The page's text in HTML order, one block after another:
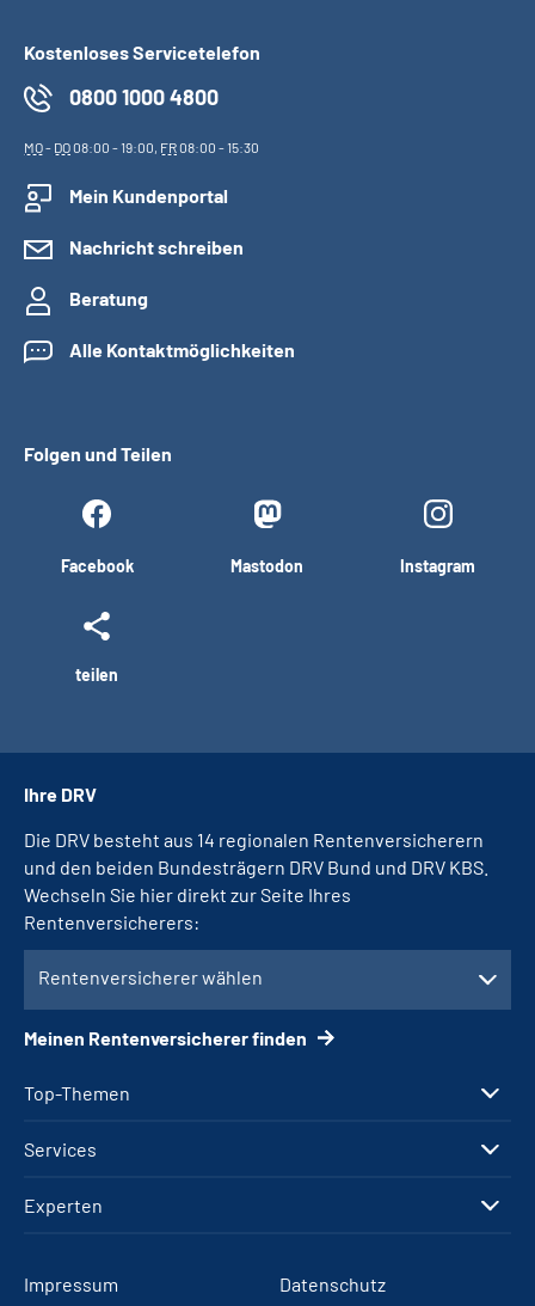
Kostenloses Servicetelefon
0800 1000 4800
MO- DO08:00 - 19:00, FR08:00 - 15:30
Mein Kundenportal
Nachricht schreiben
Beratung
Alle Kontaktmöglichkeiten
Folgen und Teilen
Facebook Mastodon Instagram
teilen
Top-Themen
Services
Experten
Ihre DRV
Die DRV besteht aus 14 regionalen Rentenversicherern
und den beiden Bundesträgern DRV Bund und DRV KBS.
Wechseln Sie hier direkt zur Seite Ihres
Rentenversicherers:
Rentenversicherer wählen
Meinen Rentenversicherer finden
Impressum Datenschutz